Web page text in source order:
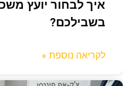
איך לבחור יועץ
בשבילכם?
לקריאה נוספת »